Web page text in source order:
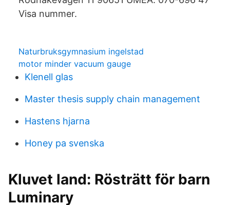
Visa nummer.
Naturbruksgymnasium ingelstad
motor minder vacuum gauge
Klenell glas
Master thesis supply chain management
Hastens hjarna
Honey pa svenska
Kluvet land: Rösträtt för barn
Luminary